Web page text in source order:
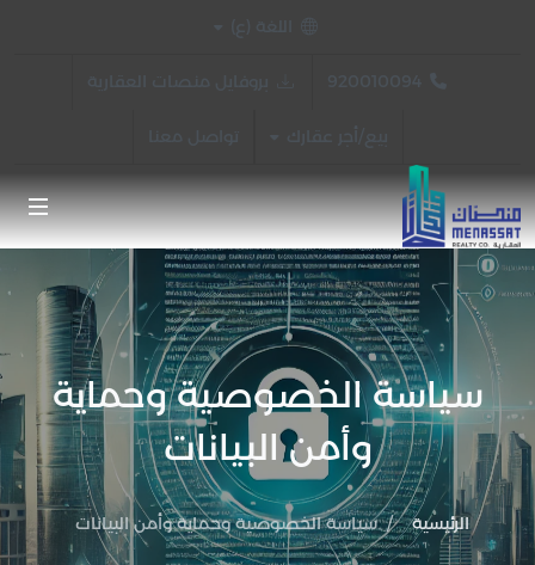
اللغة (ع)
بروفايل منصات العقارية
تواصل معنا
سياسة الخصوصية وحماية
وأمن البيانات
الرئيسية سياسة الخصوصية وحماية وأمن البيانات